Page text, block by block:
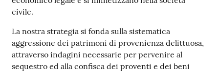
civile.
La nostra strategia si fonda sulla sistematica
aggressione dei patrimoni di provenienza delittuosa,
attraverso indagini necessarie per pervenire al
sequestro ed alla confisca dei proventi e dei beni